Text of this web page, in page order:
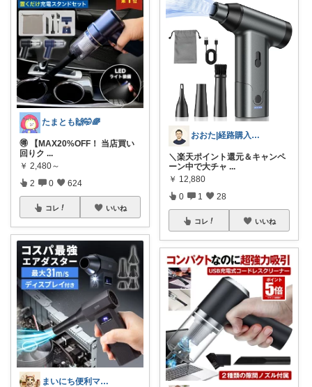
たまとも🙌🤭🌈
🉐 【MAX20%OFF！ 当店買い
回りク ...
￥ 2,480～
2 0 624
コレ いいね
まいにち便利マーケット
おおた|経路購入感謝😊
＼楽天ポイント還元＆キャンペ
ーン中で大チャ ...
￥ 12,880
0 1 28
コレ いいね